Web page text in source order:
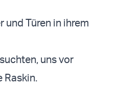
und Türen in ihrem
uns vor
Raskin.